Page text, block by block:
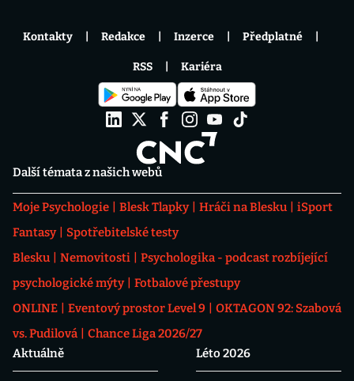
Další témata z našich webů
Moje Psychologie Blesk Tlapky Hráči na Blesku
iSport
Fantasy
Spotřebitelské testy
Blesku
Nemovitosti
Psychologika - podcast rozbíjející
psychologické mýty
Fotbalové přestupy
ONLINE
Eventový prostor Level 9
OKTAGON 92: Szabová
vs. Pudilová
Chance Liga 2026/27
Aktuálně
Léto 2026
Kontakty Redakce Inzerce Předplatné
RSS Kariéra